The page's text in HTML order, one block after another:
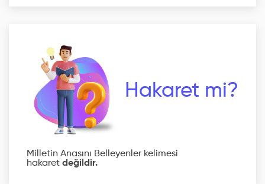
Hakaret mi?
Milletin Anasını Belleyenler kelimesi
hakaret değildir.